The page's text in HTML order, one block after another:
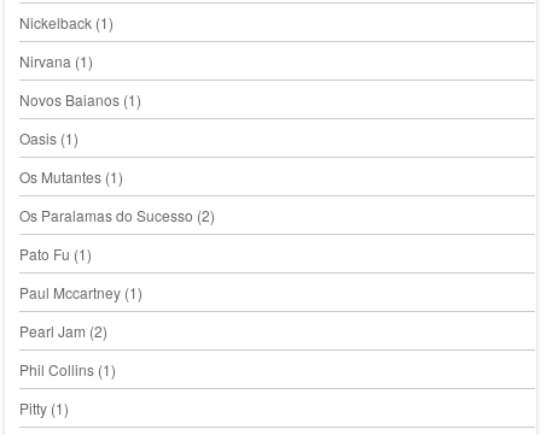
Nickelback(1)
Nirvana (1)
Novos Baianos(1)
Oasis(1)
Os Mutantes(1)
Os Paralamas do Sucesso (2)
Pato Fu (1)
Paul Mccartney(1)
Pearl Jam (2)
Phil Collins(1)
Pitty(1)